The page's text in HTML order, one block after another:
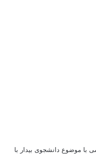
موضوع دانشجوی بیدار با